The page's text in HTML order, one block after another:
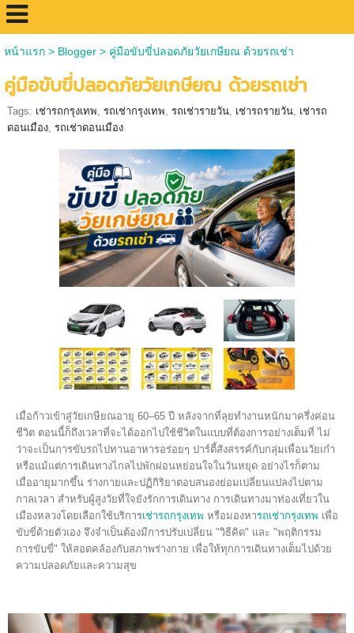
หน้าแรก> Blogger> คู่มือขับขี่ปลอดภัยวัยเกษียณ ด้วยรถเช่า
คู่มือขับขี่ปลอดภัยวัยเกษียณ ด้วยรถเช่า
Tags: เช่ารถกรุงเทพ, รถเช่ากรุงเทพ, รถเช่ารายวัน, เช่ารถรายวัน, เช่ารถ
ดอนเมือง, รถเช่าดอนเมือง
เมื่อก้าวเข้าสู่วัยเกษียณอายุ 60–65 ปี หลังจากที่ลุยทำงานหนักมาครึ่งค่อน
ชีวิต ตอนนี้ก็ถึงเวลาที่จะได้ออกไปใช้ชีวิตในแบบที่ต้องการอย่างเต็มที่ ไม่
ว่าจะเป็นการขับรถไปทานอาหารอร่อยๆ ปาร์ตี้สังสรรค์กับกลุ่มเพื่อนวัยเก๋า
หรือแม้แต่การเดินทางไกลไปพักผ่อนหย่อนใจในวันหยุด อย่างไรก็ตาม
เมื่ออายุมากขึ้น ร่างกายและปฏิกิริยาตอบสนองย่อมเปลี่ยนแปลงไปตาม
กาลเวลา สำหรับผู้สูงวัยที่ใจยังรักการเดินทาง การเดินทางมาท่องเที่ยวใน
เมืองหลวงโดยเลือกใช้บริการเช่ารถกรุงเทพ หรือมองหารถเช่ากรุงเทพ เพื่อ
ขับขี่ด้วยตัวเอง จึงจำเป็นต้องมีการปรับเปลี่ยน "วิธีคิด" และ "พฤติกรรม
การขับขี่" ให้สอดคล้องกับสภาพร่างกาย เพื่อให้ทุกการเดินทางเต็มไปด้วย
ความปลอดภัยและความสุข